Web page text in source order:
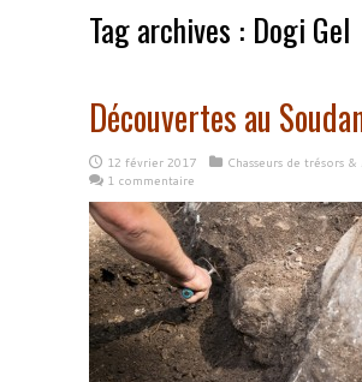
Tag archives : Dogi Gel
Découvertes au
12 février 2017
Chasseurs de trésors
1 commentaire